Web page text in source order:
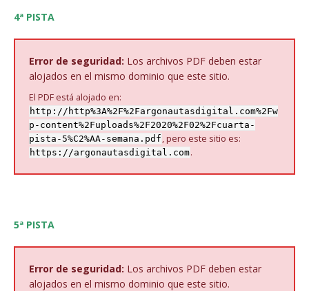
4ª PISTA
Error de seguridad: Los archivos PDF deben estar
alojados en el mismo dominio que este sitio.
El PDF está alojado en:
http://http%3A%2F%2Fargonautasdigital.com%2Fw
p-content%2Fuploads%2F2020%2F02%2Fcuarta-
pista-5%C2%AA-semana.pdf , pero este sitio es:
https://argonautasdigital.com.
5ª PISTA
Error de seguridad: Los archivos PDF deben estar
alojados en el mismo dominio que este sitio.